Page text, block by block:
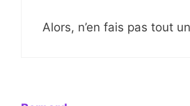
Alors, n’en fais pas tout